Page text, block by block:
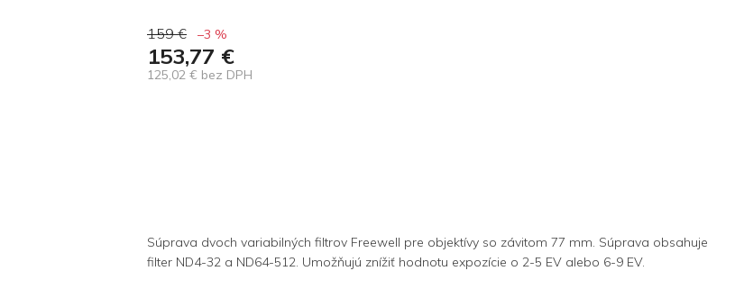
159 € –3 %
153,77 €
125,02 € bez DPH
Súprava dvoch variabilných filtrov Freewell pre objektívy so závitom 77 mm. Súprava obsahuje
filter ND4-32 a ND64-512. Umožňujú znížiť hodnotu expozície o 2-5 EV alebo 6-9 EV.